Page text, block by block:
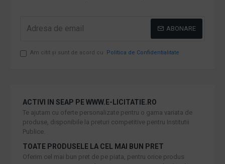
ABONARE
Am citit şi sunt de acord cu Politica de Confidentialitate
ACTIVI IN SEAP PE WWW.E-LICITATIE.RO
Te ajutam cu oferte personalizate pentru o gama variata de
produse, disponibile la preturi competitive pentru Institutii
Publice.
TOATE PRODUSELE LA CEL MAI BUN PRET
Oferim cel mai bun pret de pe piata, pentru orice produs